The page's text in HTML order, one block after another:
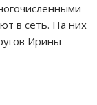
в сеть. На них
Ирины